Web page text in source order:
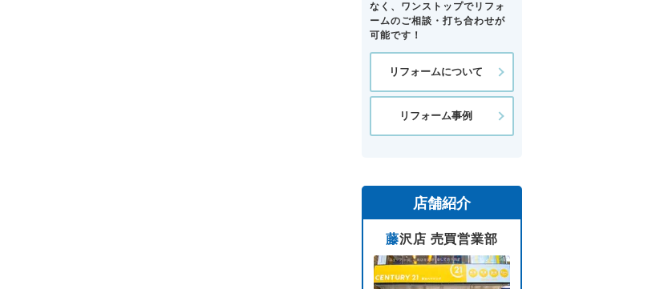
なく、ワンストップでリフォ
ームのご相談・打ち合わせが
可能です！
リフォームについて
リフォーム事例
店舗紹介
藤沢店 売買営業部